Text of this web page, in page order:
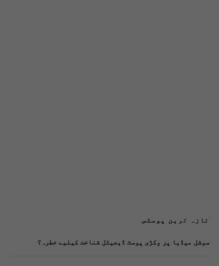
تازہ ترین پوسٹس
سوشل میڈیا پر وکڑی پوسٹ ڈیجیٹل شناخت کیلیے خطرہ؟